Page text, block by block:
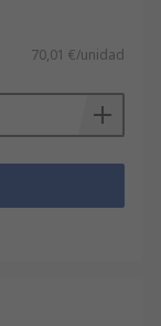
70,01 €/unidad